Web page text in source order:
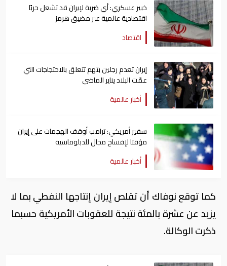
خبير عسكري: أي ضربة لإيران قد تشعل حربًا
اقتصادية عالمية عبر مضيق هرمز
اقتصاد
إيران تعدم رجلين بتهم تتعلق بالاحتجاجات التي
عمّت البلاد يناير الماضي
أخبار عالمية
سفير أمريكي: ترامب أوقف الهجمات على ​إيران
مؤقتا لإفساح مجال ​للدبلوماسية
أخبار عالمية
كما توقع نوفاك أن تقلص إيران إنتاجها النفطي بما لا
يزيد عن عشرة بالمئة نتيجة للعقوبات الأمريكية حسبما
ذكرت الوكالة.